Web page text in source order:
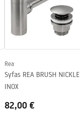
Rea
Syfas REA BRUSH NICKLE
INOX
82,00 €